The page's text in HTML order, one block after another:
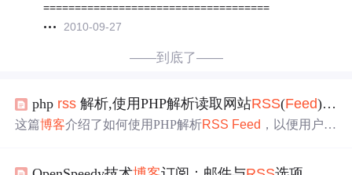
====================================
2010-09-27
——到底了——
php rss 解析,使用PHP解析读取网站RSS(Feed)内容
这篇博客介绍了如何使用PHP解析RSS Feed ，以便用户无